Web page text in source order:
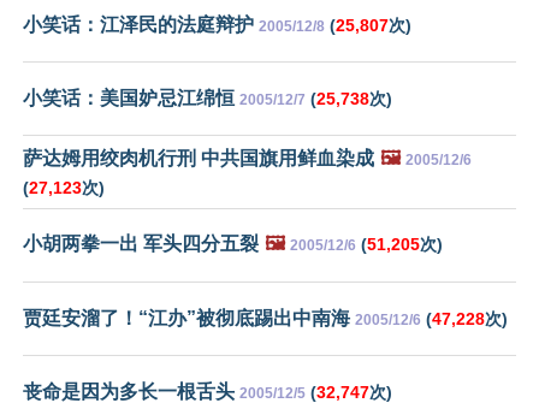
小笑话：江泽民的法庭辩护 2005/12/8 (25,807次)
小笑话：美国妒忌江绵恒 2005/12/7 (25,738次)
萨达姆用绞肉机行刑 中共国旗用鲜血染成 🖼️ 2005/12/6
(27,123次)
小胡两拳一出 军头四分五裂 🖼️ 2005/12/6 (51,205次)
贾廷安溜了！“江办”被彻底踢出中南海 2005/12/6 (47,228次)
丧命是因为多长一根舌头 2005/12/5 (32,747次)